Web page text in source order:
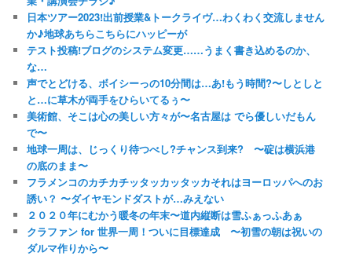
日本ツアー2023!出前授業&トークライヴ…わくわく交流しません
か♪地球あちらこちらにハッピーが
テスト投稿!ブログのシステム変更……うまく書き込めるのか、
な…
声でとどける、ボイシーっの10分間は…あ!もう時間?〜しとしと
と…に草木が両手をひらいてるぅ〜
美術館、そこは心の美しい方々が〜名古屋は でら優しいだもん
で〜
地球一周は、じっくり待つべし?チャンス到来? 〜碇は横浜港
の底のまま〜
フラメンコのカチカチッタッカッタッカそれはヨーロッパへのお
誘い？ 〜ダイヤモンドダストが…みえない
２０２０年にむかう暖冬の年末〜道内縦断は雪ふぁっふあぁ
クラファン for 世界一周！ついに目標達成 〜初雪の朝は祝いの
ダルマ作りから〜